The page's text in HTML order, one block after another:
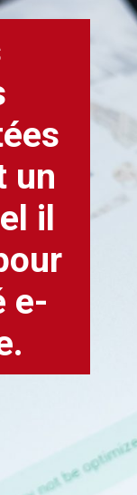
un
il
e-